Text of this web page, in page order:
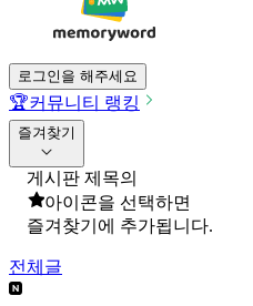
로그인을 해주세요
🏆커뮤니티 랭킹
즐겨찾기
게시판 제목의
아이콘을 선택하면
즐겨찾기에 추가됩니다.
전체글